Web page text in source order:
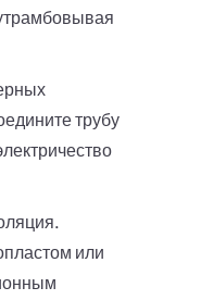
трубу
или